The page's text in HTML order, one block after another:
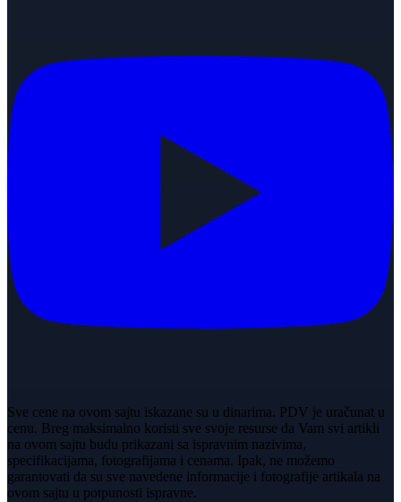
Sve cene na ovom sajtu iskazane su u dinarima. PDV je uračunat u
cenu. Breg maksimalno koristi sve svoje resurse da Vam svi artikli
na ovom sajtu budu prikazani sa ispravnim nazivima,
specifikacijama, fotografijama i cenama. Ipak, ne možemo
garantovati da su sve navedene informacije i fotografije artikala na
ovom sajtu u potpunosti ispravne.